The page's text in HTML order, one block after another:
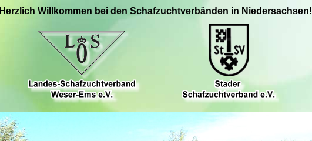
Herzlich Willkommen bei den Schafzuchtverbänden in Niedersachsen!